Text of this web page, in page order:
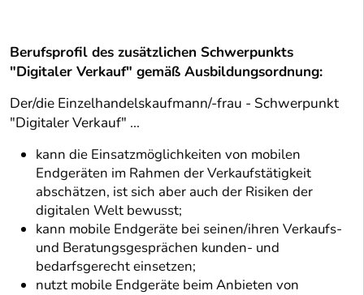
Berufsprofil des zusätzlichen Schwerpunkts
"Digitaler Verkauf" gemäß Ausbildungsordnung:
Der/die Einzelhandelskaufmann/-frau - Schwerpunkt
"Digitaler Verkauf" ...
kann die Einsatzmöglichkeiten von mobilen
Endgeräten im Rahmen der Verkaufstätigkeit
abschätzen, ist sich aber auch der Risiken der
digitalen Welt bewusst;
kann mobile Endgeräte bei seinen/ihren Verkaufs-
und Beratungsgesprächen kunden- und
bedarfsgerecht einsetzen;
nutzt mobile Endgeräte beim Anbieten von